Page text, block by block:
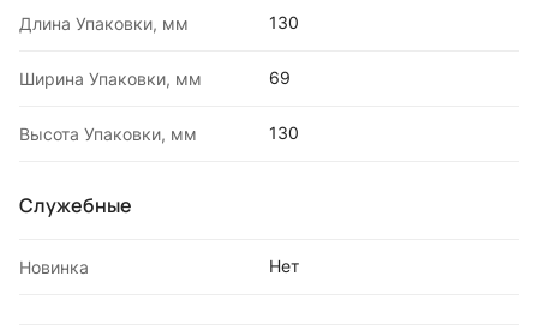
Длина Упаковки, мм 130
Ширина Упаковки, мм 69
Высота Упаковки, мм 130
Служебные
Новинка Нет